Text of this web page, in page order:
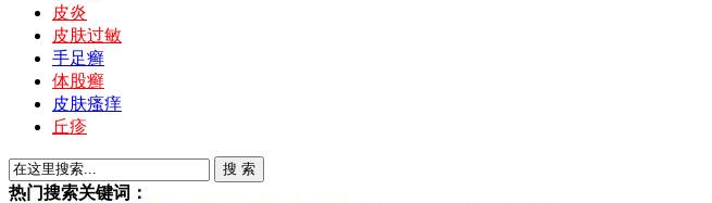
皮炎
皮肤过敏
手足癣
体股癣
皮肤瘙痒
丘疹
热门搜索关键词：